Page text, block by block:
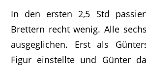
In den ersten 2,5 Std
Brettern recht wenig. Alle
ausgeglichen. Erst als
Figur einstellte und Günter